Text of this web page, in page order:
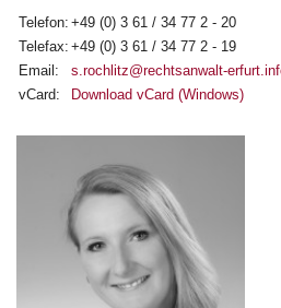
Telefon: +49 (0) 3 61 / 34 77 2 - 20
Telefax: +49 (0) 3 61 / 34 77 2 - 19
Email:
s.rochlitz@rechtsanwalt-
vCard:
Download vCard (Windows)